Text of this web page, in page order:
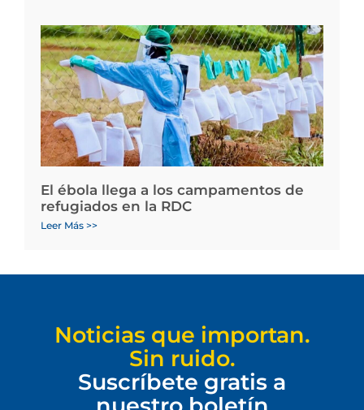
El ébola llega a los campamentos de
refugiados en la RDC
Leer Más >>
Noticias que importan.
Sin ruido.
Suscríbete gratis a